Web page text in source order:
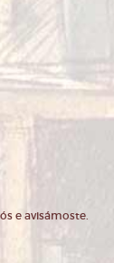
e avisámoste.